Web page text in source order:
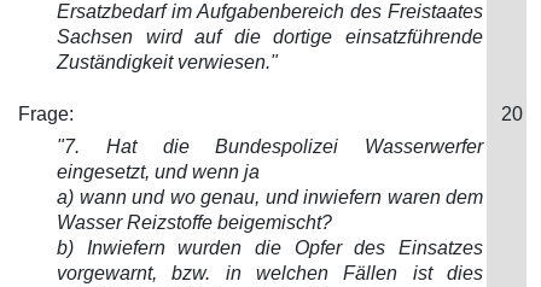
Ersatzbedarf im Aufgabenbereich des Freistaates
Sachsen wird auf die dortige einsatzführende
Zuständigkeit verwiesen."
Frage:
20
"7. Hat die Bundespolizei Wasserwerfer
eingesetzt, und wenn ja
a) wann und wo genau, und inwiefern waren dem
Wasser Reizstoffe beigemischt?
b) Inwiefern wurden die Opfer des Einsatzes
vorgewarnt, bzw. in welchen Fällen ist dies